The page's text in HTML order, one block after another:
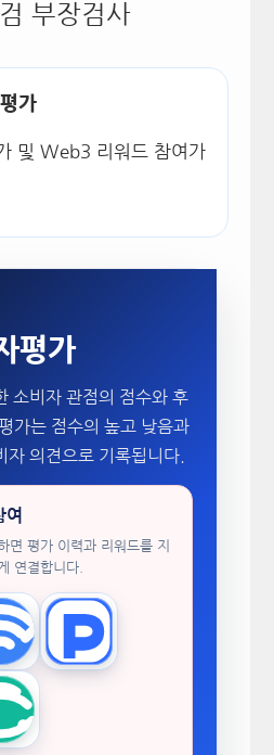
부장검사
가
및 Web3 리워드 참여가
평가
소비자 관점의 점수와 후
가는 점수의 높고 낮음과
자 의견으로 기록됩니다.
여
면 평가 이력과 리워드를 지
연결합니다.
WalletConnectTokenPocket
imToken